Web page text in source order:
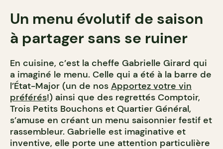
Un menu évolutif de saison
à partager sans se ruiner
En cuisine, c’est la cheffe Gabrielle Girard qui
a imaginé le menu. Celle qui a été à la barre de
l’État-Major (un de nos Apportez votre vin
préférés!) ainsi que des regrettés Comptoir,
Trois Petits Bouchons et Quartier Général,
s’amuse en créant un menu saisonnier festif et
rassembleur. Gabrielle est imaginative et
inventive, elle porte une attention particulière